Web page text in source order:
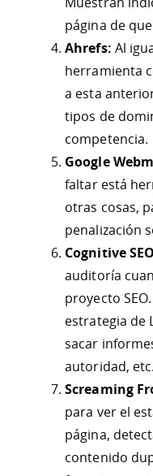
página de
Ahrefs: Al
herramienta
a esta
tipos de
competencia.
Google
faltar está
otras cosas,
penalización
Cognitive
auditoría
proyecto
estrategia de
sacar
autoridad, etc.
Screaming
para ver el
página,
contenido